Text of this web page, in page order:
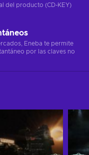
del producto (CD-KEY)
Eneba te permite
por las claves no